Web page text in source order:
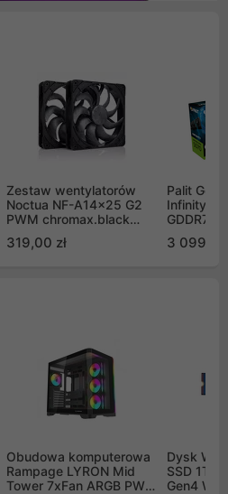
Zestaw wentylatorów
Noctua NF-A14x25 G2
PWM chromax.black
Push Pull (2szt)
319,00 zł
Palit
Infinity 3
GDDR7
GB2050S)
3 099,00
Obudowa komputerowa
Rampage LYRON Mid
Tower 7xFan ARGB PWM
Dysk WD
SSD 1TB
Gen4